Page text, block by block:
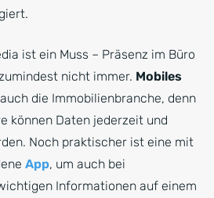
ist ein Muss – Präsenz im Büro
nicht immer. Mobiles
die Immobilienbranche, denn
können Daten jederzeit und
Noch praktischer ist eine mit
App, um auch bei
Informationen auf einem